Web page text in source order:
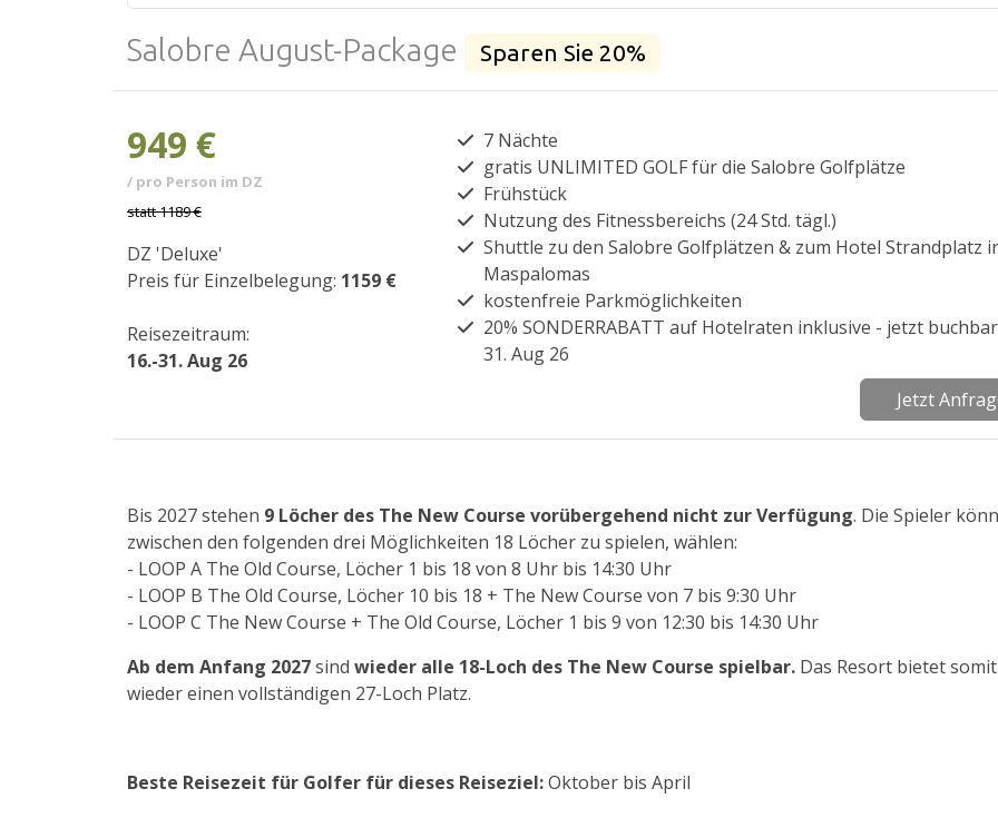
Salobre August-Package Sparen Sie 20%
949 €
/ pro Person im DZ
statt1189 €
DZ 'Deluxe'
Preis für Einzelbelegung: 1159 €
Reisezeitraum:
16.-31. Aug 26
7 Nächte
gratis UNLIMITED GOLF für die Salobre Golfplätze
Frühstück
Nutzung des Fitnessbereichs (24 Std. tägl.)
Shuttle zu den Salobre Golfplätzen & zum Hotel Strandplatz
Maspalomas
kostenfreie Parkmöglichkeiten
20% SONDERRABATT auf Hotelraten inklusive - jetzt
31. Aug 26
Jetzt
Bis 2027 stehen 9 Löcher des The New Course vorübergehend nicht zur Verfügung. Die Spieler
zwischen den folgenden drei Möglichkeiten 18 Löcher zu spielen, wählen:
- LOOP A The Old Course, Löcher 1 bis 18 von 8 Uhr bis 14:30 Uhr
- LOOP B The Old Course, Löcher 10 bis 18 + The New Course von 7 bis 9:30 Uhr
- LOOP C The New Course + The Old Course, Löcher 1 bis 9 von 12:30 bis 14:30 Uhr
Ab dem Anfang 2027sind wieder alle 18-Loch des The New Course spielbar. Das Resort bietet somit
wieder einen vollständigen 27-Loch Platz.
Beste Reisezeit für Golfer für dieses Reiseziel:Oktober bis April